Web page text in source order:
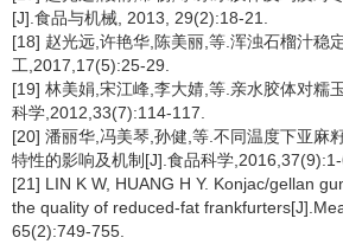
[J].食品与机械, 2013, 29(2):18-21.
[18] 赵光远,许艳华,陈美丽,等.浑浊石榴汁稳
工,2017,17(5):25-29.
[19] 林美娟,宋江峰,李大婧,等.亲水胶体对糯
科学,2012,33(7):114-117.
[20] 潘丽华,冯美琴,孙健,等.不同温度下亚麻
特性的影响及机制[J].食品科学,2016,37(9):1-
[21] LIN K W, HUANG H Y. Konjac/gellan
the quality of reduced-fat
65(2):749-755.